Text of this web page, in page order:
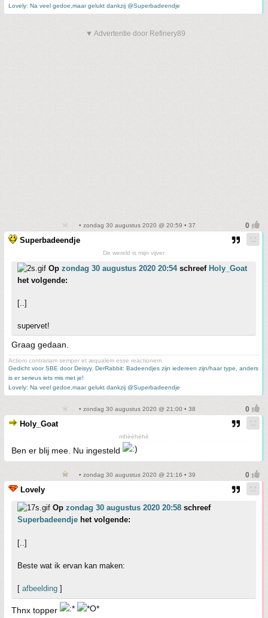
Lovely: Na veel gedoe,maar gelukt dankzij @Superbadeendje
▼ Advertentie door Refinery89
• zondag 30 augustus 2020 @ 20:59 • 37
Superbadeendje
De wereld is mijn vijver
Op zondag 30 augustus 2020 20:54schreef Holy_Goat
het volgende:
[..]
supervet!
Graag gedaan.
Actioni contrariam semper et æqualem esse reactionem
Gedicht voor SBE door Deisyy, DerRabbit: Badeendjes zijn iedereen zijn/haar type, anders
is er serieus iets mis met je!
Lovely: Na veel gedoe,maar gelukt dankzij @Superbadeendje
• zondag 30 augustus 2020 @ 21:00 • 38
Holy_Goat
mhèèhèhè
Ben er blij mee. Nu ingesteld
• zondag 30 augustus 2020 @ 21:16 • 39
Lovely
Op zondag 30 augustus 2020 20:58 schreef
Superbadeendje het volgende:
[..]
Beste wat ik ervan kan maken:
[ afbeelding ]
Thnx topper